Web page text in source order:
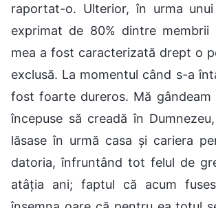
raportat-o. Ulterior, în urma
exprimat de 80% dintre membrii
mea a fost caracterizată drept o
exclusă. La momentul când s-a
fost foarte dureros. Mă gândeam
începuse să creadă în
lăsase în urmă casa și cariera
datoria, înfruntând tot felul de
atâția ani; faptul că acum